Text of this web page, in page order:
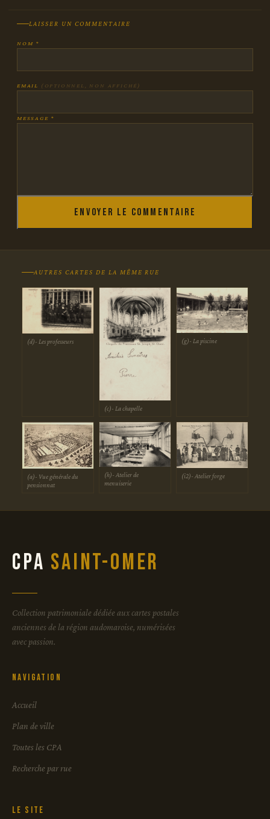
LAISSER UN COMMENTAIRE
NOM *
EMAIL (OPTIONNEL, NON AFFICHÉ)
MESSAGE *
Envoyer le commentaire
AUTRES CARTES DE LA MÊME RUE
(d)- Les professeurs
(c)- La chapelle
(g)- La piscine
(a)- Vue générale du
pensionnat
(h)- Atelier de
menuiserie
(i2)- Atelier forge
CPA Saint-Omer
Collection patrimoniale dédiée aux cartes postales
anciennes de la région audomaroise, numérisées
avec passion.
Navigation
Accueil
Plan de ville
Toutes les CPA
Recherche par rue
Le site